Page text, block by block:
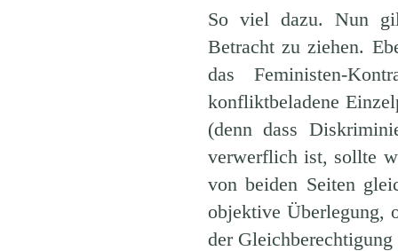
So viel dazu. Nun
Betracht zu ziehen.
das Feministen-
konfliktbeladene
(denn dass
verwerflich ist, sollte
von beiden Seiten
objektive Überlegung,
der